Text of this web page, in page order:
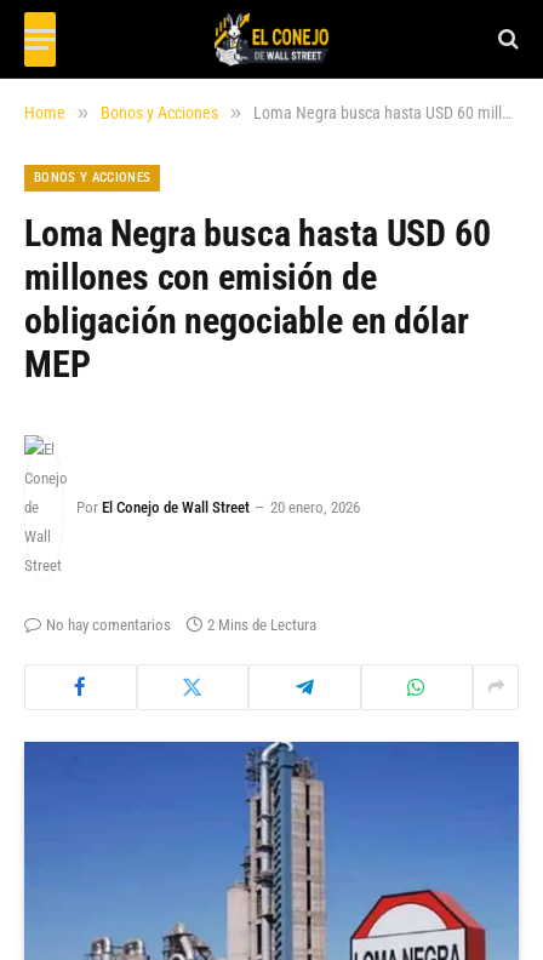
Home » Bonos y Acciones » Loma Negra busca hasta USD 60 millones con emisión de obligación negociable en dólar MEP
BONOS Y ACCIONES
Loma Negra busca hasta USD 60
millones con emisión de
obligación negociable en dólar
MEP
Por El Conejo de Wall Street 20 enero, 2026
No hay comentarios 2 Mins de Lectura